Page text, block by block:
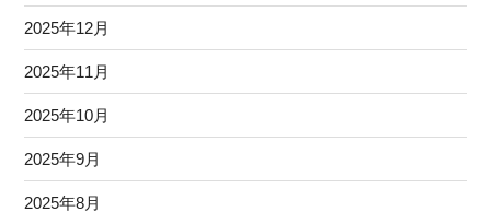
2025年12月
2025年11月
2025年10月
2025年9月
2025年8月